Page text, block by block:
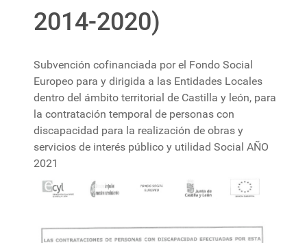
2014-2020)
Subvención cofinanciada por el Fondo Social
Europeo para y dirigida a las Entidades Locales
dentro del ámbito territorial de Castilla y león, para
la contratación temporal de personas con
discapacidad para la realización de obras y
servicios de interés público y utilidad Social AÑO
2021